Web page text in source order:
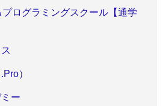
ログラミングスクール【通学
）
ー